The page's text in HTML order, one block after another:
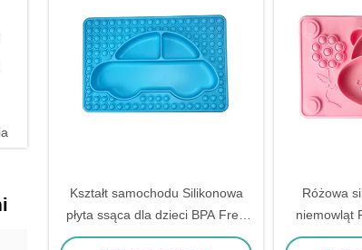
Kształt samochodu Silikonowa
płyta ssąca dla dzieci BPA Free
Divided Talerze
Różowa
niemowląt
Kształt Bez